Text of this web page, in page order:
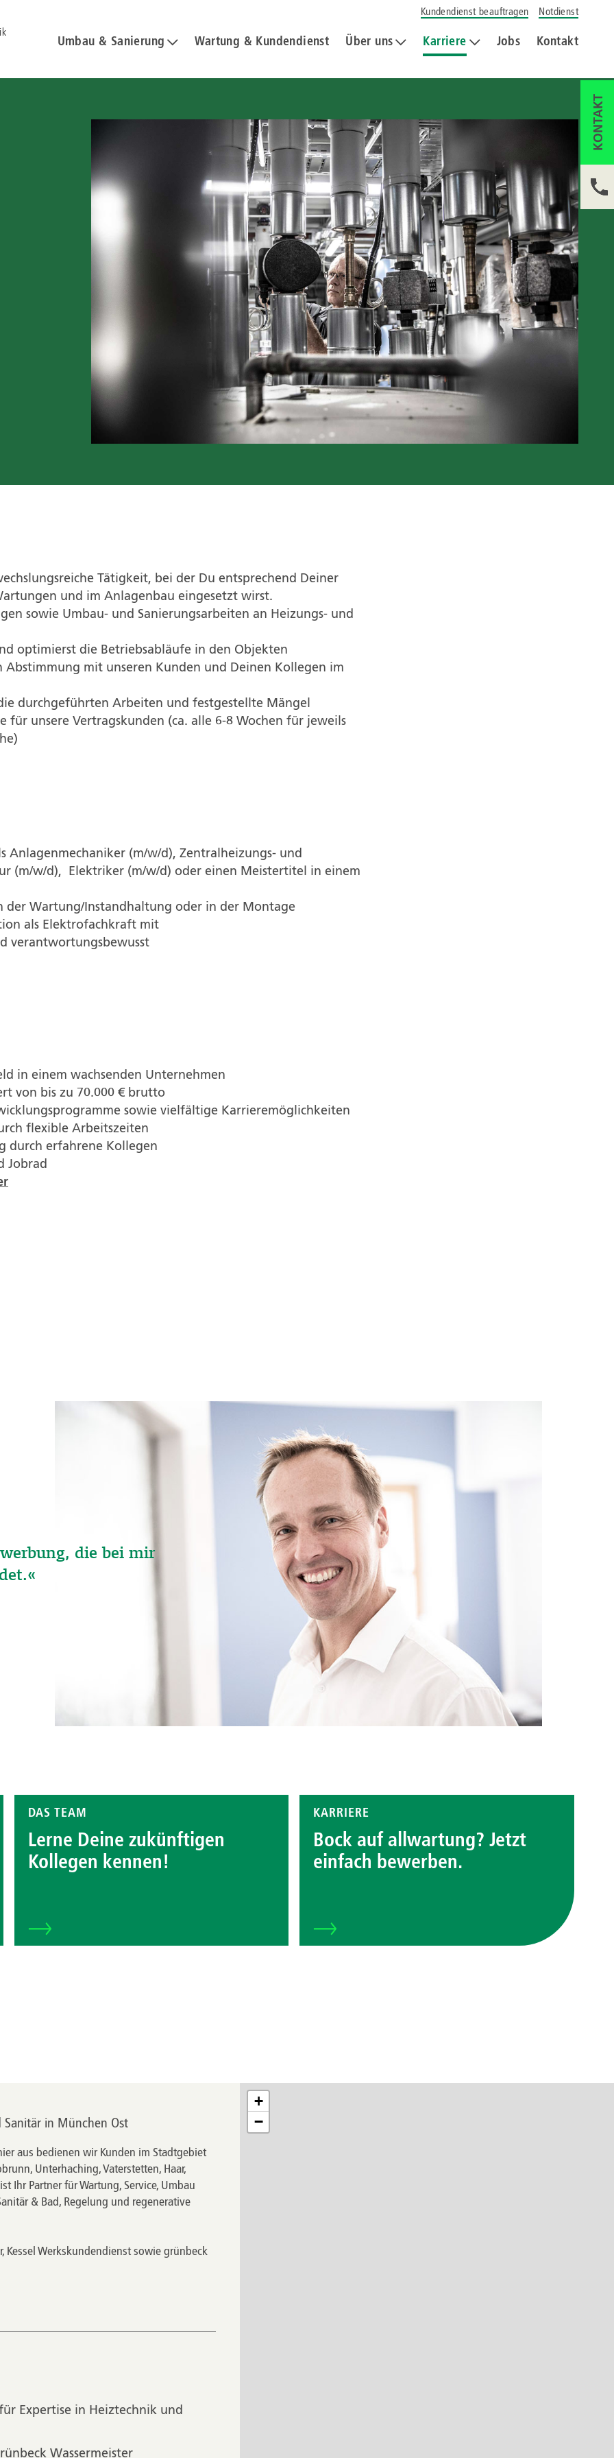
Kundendienst beauftragen Notdienst
Umbau & Sanierung Wartung & Kundendienst Über uns Karriere Jobs Kontakt
Tätigkeit, bei der Du entsprechend Deiner
und im Anlagenbau eingesetzt wirst.
sowie Umbau- und Sanierungsarbeiten an Heizungs- und
optimierst die Betriebsabläufe in den Objekten
mit unseren Kunden und Deinen Kollegen im
durchgeführten Arbeiten und festgestellte Mängel
für unsere Vertragskunden (ca. alle 6-8 Wochen für jeweils
Anlagenmechaniker (m/w/d), Zentralheizungs- und
(m/w/d), Elektriker (m/w/d) oder einen Meistertitel in einem
der Wartung/Instandhaltung oder in der Montage
als Elektrofachkraft mit
verantwortungsbewusst
in einem wachsenden Unternehmen
von bis zu 70.000 € brutto
sowie vielfältige Karrieremöglichkeiten
flexible Arbeitszeiten
durch erfahrene Kollegen
Jobrad
die bei mir
DAS TEAM
Lerne Deine zukünftigen
Kollegen kennen!
KARRIERE
Bock auf allwartung? Jetzt
einfach bewerben.
in München Ost
aus bedienen wir Kunden im Stadtgebiet
Unterhaching, Vaterstetten, Haar,
Ihr Partner für Wartung, Service, Umbau
& Bad, Regelung und regenerative
, Kessel Werkskundendienstsowie grünbeck
+
−
KONTAKT